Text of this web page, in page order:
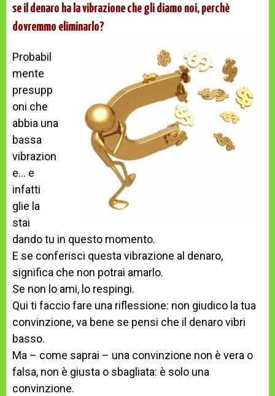
se il denaro ha la vibrazione che gli diamo noi, perchè
dovremmo eliminarlo?
Probabil
mente
presupp
oni che
abbia una
bassa
vibrazion
e… e
infatti
glie la
stai
dando tu in questo momento.
E se conferisci questa vibrazione al denaro,
significa che non potrai amarlo.
Se non lo ami, lo respingi.
Qui ti faccio fare una riflessione: non giudico la tua
convinzione, va bene se pensi che il denaro vibri
basso.
Ma – come saprai – una convinzione non è vera o
falsa, non è giusta o sbagliata: è solo una
convinzione.